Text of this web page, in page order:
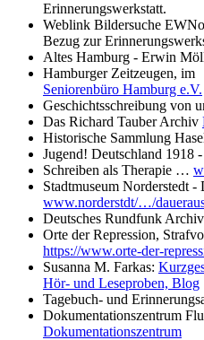
Erinnerungswerkstatt.
Weblink Bildersuche
Bezug zur
Altes Hamburg - Erwin
Hamburger Zeitzeugen, im
Seniorenbüro Hamburg e.V.
Geschichtsschreibung von
Das Richard Tauber Archiv
Historische Sammlung
Jugend! Deutschland 1918
Schreiben als Therapie …
Stadtmuseum Norderstedt -
www.norderstdt/…/
Deutsches Rundfunk Archiv
Orte der Repression,
https://www.orte-der-
Susanna M. Farkas:
Hör- und Leseproben, Blog
Tagebuch- und
Dokumentationszentrum
Dokumentationszentrum